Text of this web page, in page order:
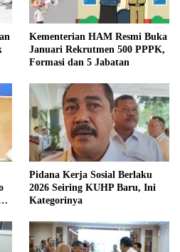
Kementerian HAM Resmi Buka
Januari Rekrutmen 500 PPPK,
Formasi dan 5 Jabatan
Pidana Kerja Sosial Berlaku
2026 Seiring KUHP Baru, Ini
Kategorinya